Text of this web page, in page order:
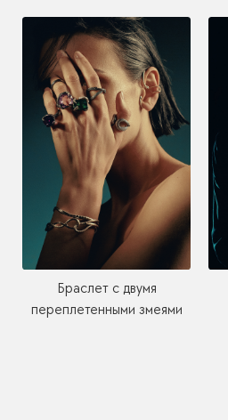
Браслет с двумя
переплетенными змеями